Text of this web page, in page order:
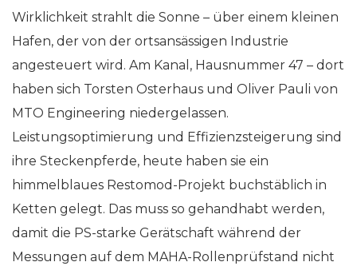
Wirklichkeit strahlt die Sonne – über einem kleinen
Hafen, der von der ortsansässigen Industrie
angesteuert wird. Am Kanal, Hausnummer 47 – dort
haben sich Torsten Osterhaus und Oliver Pauli von
MTO Engineering niedergelassen.
Leistungsoptimierung und Effizienzsteigerung sind
ihre Steckenpferde, heute haben sie ein
himmelblaues Restomod-Projekt buchstäblich in
Ketten gelegt. Das muss so gehandhabt werden,
damit die PS-starke Gerätschaft während der
Messungen auf dem MAHA-Rollenprüfstand nicht